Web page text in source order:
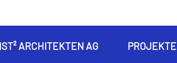
ARCHITEKTEN AG PROJEKTE